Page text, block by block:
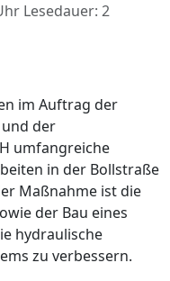
Lesedauer: 2
im Auftrag der
der
umfangreiche
in der Bollstraße
Maßnahme ist die
der Bau eines
hydraulische
zu verbessern.